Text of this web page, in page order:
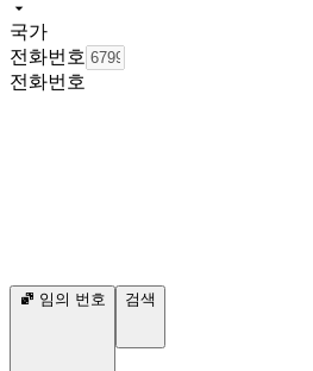
국가
전화번호
전화번호
임의 번호 검색